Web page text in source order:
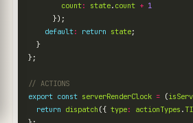
count: state. count + 1
});
default: return state;
}
};
export const serverRenderClock = (
return dispatch ({ type: actionTypes .